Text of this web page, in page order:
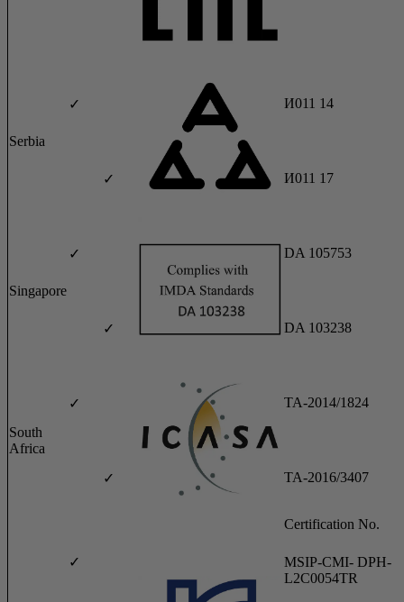
Serbia
✓ И011 14
✓ И011 17
Singapore
✓ DA 105753
✓ DA 103238
South
Africa
✓ TA-2014/1824
✓ TA-2016/3407
✓
Certification No.
MSIP-CMI- DPH-
L2C0054TR